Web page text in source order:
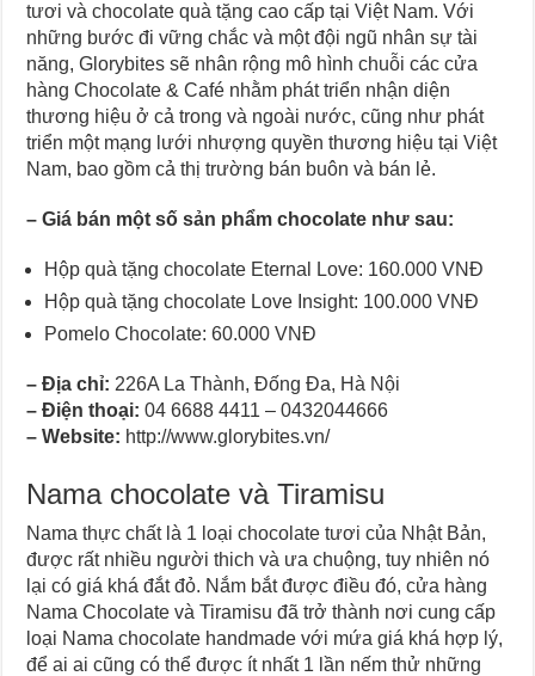
tươi và chocolate quà tặng cao cấp tại Việt Nam. Với
những bước đi vững chắc và một đội ngũ nhân sự tài
năng, Glorybites sẽ nhân rộng mô hình chuỗi các cửa
hàng Chocolate & Café nhằm phát triển nhận diện
thương hiệu ở cả trong và ngoài nước, cũng như phát
triển một mạng lưới nhượng quyền thương hiệu tại Việt
Nam, bao gồm cả thị trường bán buôn và bán lẻ.
– Giá bán một số sản phẩm chocolate như sau:
Hộp quà tặng chocolate Eternal Love: 160.000 VNĐ
Hộp quà tặng chocolate Love Insight: 100.000 VNĐ
Pomelo Chocolate: 60.000 VNĐ
–Địa chỉ: 226A La Thành, Đống Đa, Hà Nội
–Điện thoại:04 6688 4411 – 0432044666
–Website: http://www.glorybites.vn/
Nama chocolate và Tiramisu
Nama thực chất là 1 loại chocolate tươi của Nhật Bản,
được rất nhiều người thich và ưa chuộng, tuy nhiên nó
lại có giá khá đắt đỏ. Nắm bắt được điều đó, cửa hàng
Nama Chocolate và Tiramisu đã trở thành nơi cung cấp
loại Nama chocolate handmade với mứa giá khá hợp lý,
để ai ai cũng có thể được ít nhất 1 lần nếm thử những